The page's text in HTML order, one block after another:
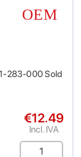
283-000 Sold
€12.49
Incl. IVA